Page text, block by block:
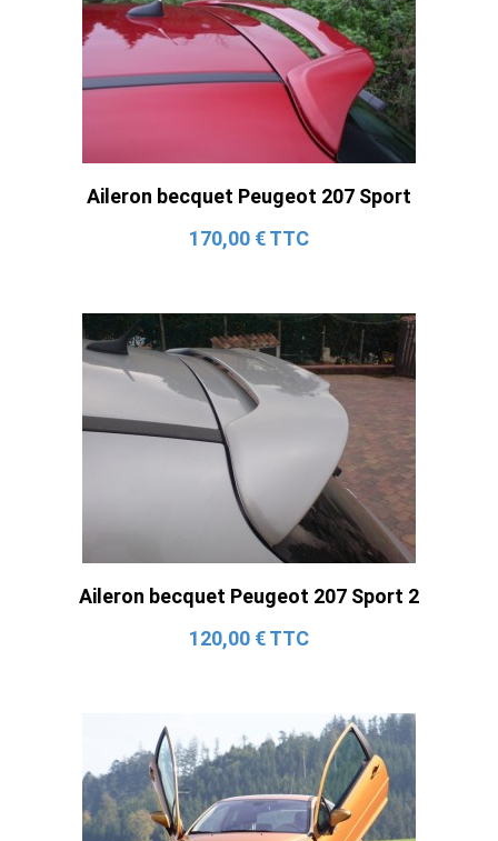
Aileron becquet Peugeot 207 Sport
170,00 € TTC
Aileron becquet Peugeot 207 Sport 2
120,00 € TTC